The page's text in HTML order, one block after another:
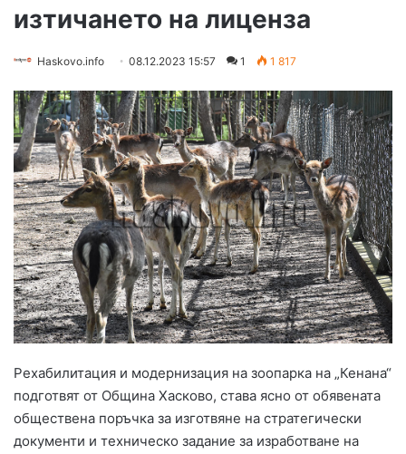
изтичането на лиценза
Haskovo.info 08.12.2023 15:57 1 1 817
Рехабилитация и модернизация на зоопарка на „Кенана“
подготвят от Община Хасково, става ясно от обявената
обществена поръчка за изготвяне на стратегически
документи и техническо задание за изработване на